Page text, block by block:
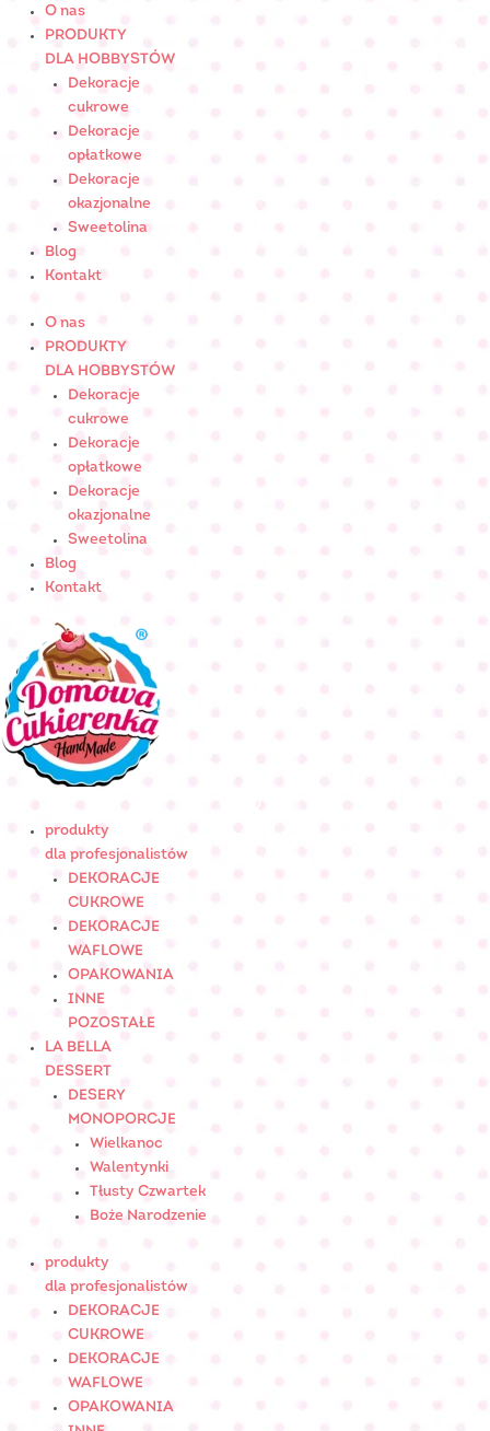
content
O nas
PRODUKTY
DLA HOBBYSTÓW
Dekoracje
cukrowe
Dekoracje
opłatkowe
Dekoracje
okazjonalne
Sweetolina
Blog
Kontakt
O nas
PRODUKTY
DLA HOBBYSTÓW
Dekoracje
cukrowe
Dekoracje
opłatkowe
Dekoracje
okazjonalne
Sweetolina
Blog
Kontakt
produkty
dla profesjonalistów
DEKORACJE
CUKROWE
DEKORACJE
WAFLOWE
OPAKOWANIA
INNE
POZOSTAŁE
LA BELLA
DESSERT
DESERY
MONOPORCJE
Wielkanoc
Walentynki
Tłusty Czwartek
Boże Narodzenie
produkty
dla profesjonalistów
DEKORACJE
CUKROWE
DEKORACJE
WAFLOWE
OPAKOWANIA
ilość
Tabliczka
komunijna
ŚREDNIA
2040299